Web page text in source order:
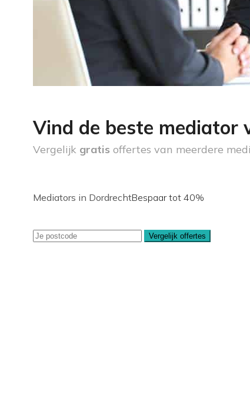
Vind de beste mediator
Vergelijk gratis offertes van meerdere
Mediators in DordrechtBespaar tot 40%
Vergelijk offertes